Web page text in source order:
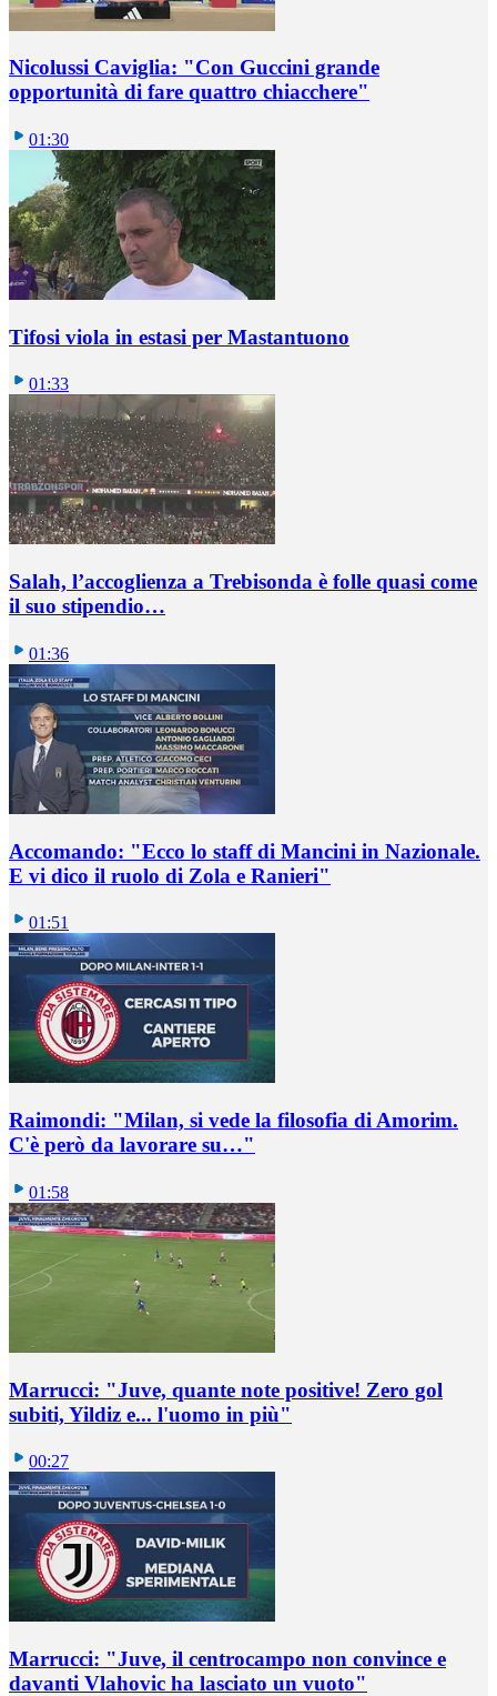
Nicolussi Caviglia: "Con Guccini grande
opportunità di fare quattro chiacchere"
01:30
Tifosi viola in estasi per Mastantuono
01:33
Salah, l’accoglienza a Trebisonda è folle quasi come
il suo stipendio…
01:36
Accomando: "Ecco lo staff di Mancini in Nazionale.
E vi dico il ruolo di Zola e Ranieri"
01:51
Raimondi: "Milan, si vede la filosofia di Amorim.
C'è però da lavorare su…"
01:58
Marrucci: "Juve, quante note positive! Zero gol
subiti, Yildiz e... l'uomo in più"
00:27
Marrucci: "Juve, il centrocampo non convince e
davanti Vlahovic ha lasciato un vuoto"